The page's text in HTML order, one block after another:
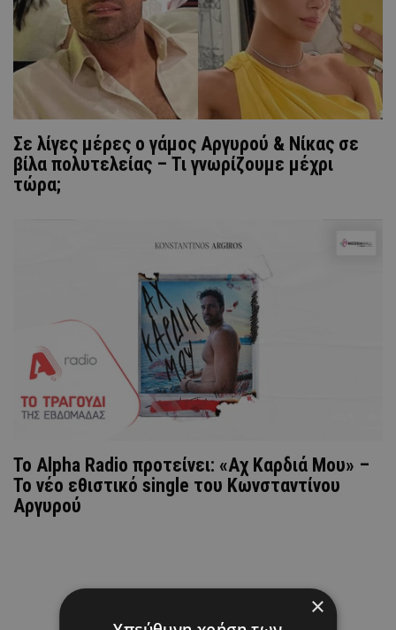
Σε λίγες μέρες ο γάμος Αργυρού & Νίκας σε
βίλα πολυτελείας – Τι γνωρίζουμε μέχρι
τώρα;
Το Alpha Radio προτείνει: «Αχ Καρδιά Μου» –
Το νέο εθιστικό single του Κωνσταντίνου
Αργυρού
×